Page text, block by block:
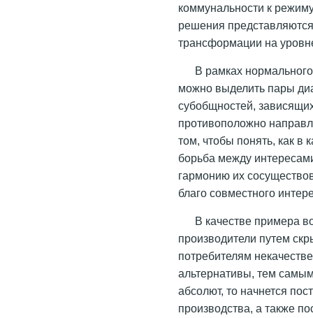
коммунальности к
решения
трансформации на
В рамках
можно выделить пары
субобщностей,
противоположно
том, чтобы понять, как в
борьба между
гармонию их
благо совместного
В качестве примера
производители путем
потребителям
альтернативы, тем
абсолют, то начнется
производства, а также